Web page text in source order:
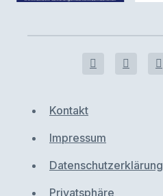
Kontakt
Impressum
Datenschutzerklärung
Privatsphäre